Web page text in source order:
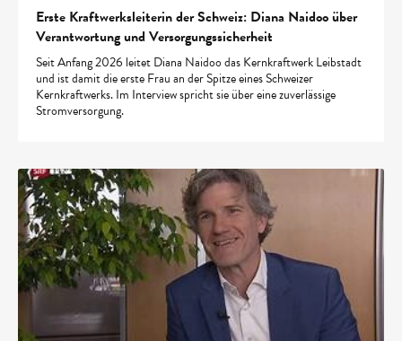
Erste Kraftwerksleiterin der Schweiz: Diana Naidoo über
Verantwortung und Versorgungssicherheit
Seit Anfang 2026 leitet Diana Naidoo das Kernkraftwerk Leibstadt
und ist damit die erste Frau an der Spitze eines Schweizer
Kernkraftwerks. Im Interview spricht sie über eine zuverlässige
Stromversorgung.